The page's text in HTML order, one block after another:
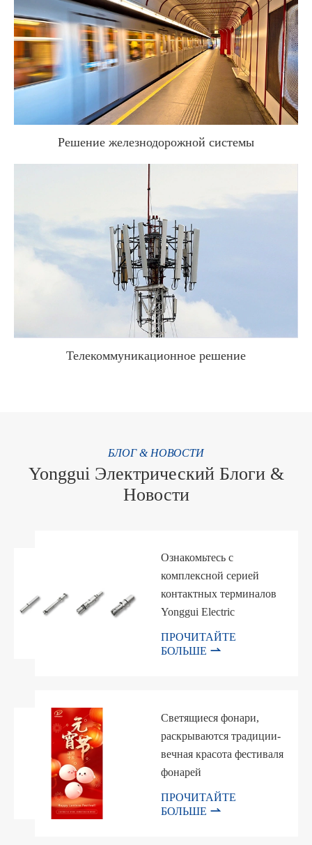
Решение железнодорожной системы
Телекоммуникационное решение
БЛОГ & НОВОСТИ
Yonggui Электрический Блоги &
Новости
Ознакомьтесь с
комплексной серией
контактных терминалов
Yonggui Electric
ПРОЧИТАЙТЕ
БОЛЬШЕ 
Светящиеся фонари,
раскрываются традиции-
вечная красота фестиваля
фонарей
ПРОЧИТАЙТЕ
БОЛЬШЕ 
WhatsApp (如 +85291234567)